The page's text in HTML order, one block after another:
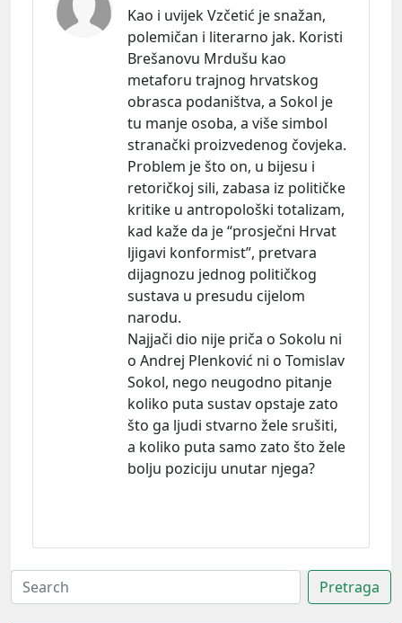
Kao i uvijek Vzčetić je snažan,
polemičan i literarno jak. Koristi
Brešanovu Mrdušu kao
metaforu trajnog hrvatskog
obrasca podaništva, a Sokol je
tu manje osoba, a više simbol
stranački proizvedenog čovjeka.
Problem je što on, u bijesu i
retoričkoj sili, zabasa iz političke
kritike u antropološki totalizam,
kad kaže da je “prosječni Hrvat
ljigavi konformist”, pretvara
dijagnozu jednog političkog
sustava u presudu cijelom
narodu.
Najjači dio nije priča o Sokolu ni
o Andrej Plenković ni o Tomislav
Sokol, nego neugodno pitanje
koliko puta sustav opstaje zato
što ga ljudi stvarno žele srušiti,
a koliko puta samo zato što žele
bolju poziciju unutar njega?